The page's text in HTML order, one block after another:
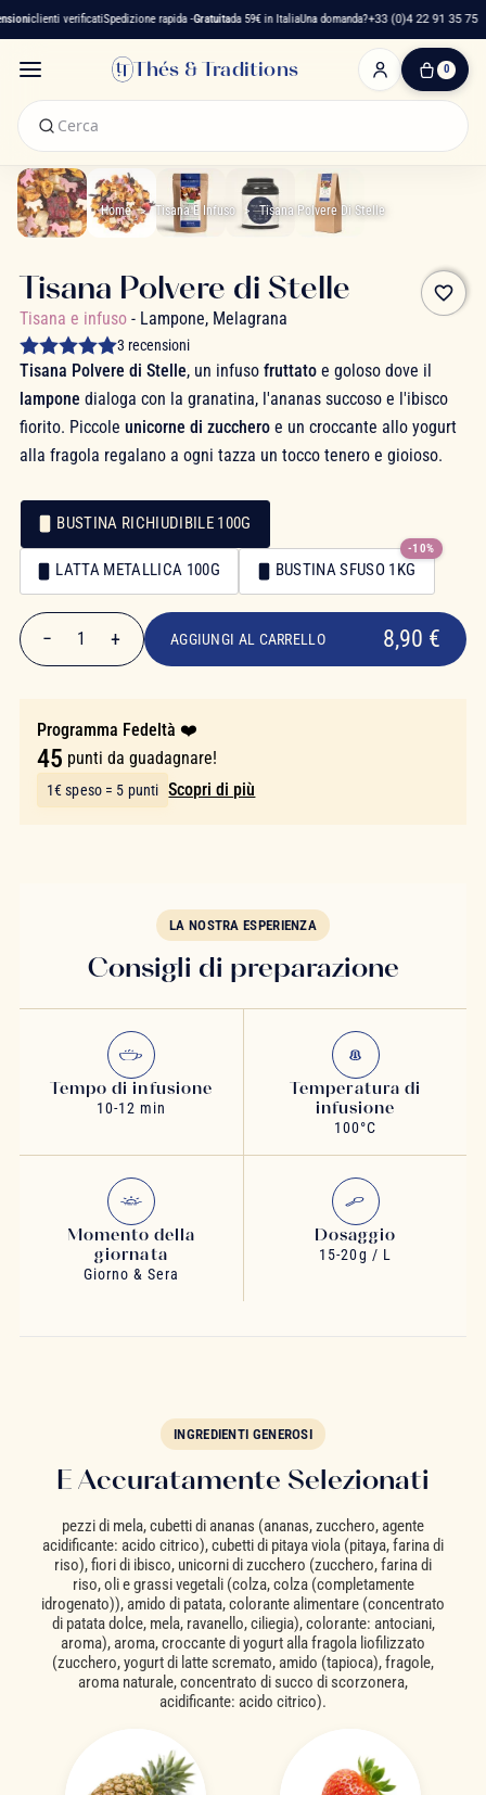
clienti verificatiSpedizione rapida -Gratuitada 59€ in ItaliaUna domanda?+33 (0)4 22 91 35 75
Thés & Traditions 0
0
Mio
Home Tisana E Infuso Tisana Polvere Di Stelle
favorite_border
Tisana Polvere di Stelle
Tisana e infuso - Lampone, Melagrana
3 recensioni
Tisana Polvere di Stelle, un infuso fruttatoe goloso dove il
lampone dialoga con la granatina, l'ananas succoso e l'ibisco
fiorito. Piccole unicorne di zuccheroe un croccante allo yogurt
alla fragola regalano a ogni tazza un tocco tenero e gioioso.
Confezionamento
Confezionamento
BUSTINA RICHIUDIBILE 100G
LATTA METALLICA 100G BUSTINA SFUSO 1KG
-10%
8,90 €
− 1 + AGGIUNGI AL CARRELLO 8,90 €
Programma Fedeltà ❤️
45 punti da guadagnare!
1€ speso = 5 punti Scopri di più
LA NOSTRA ESPERIENZA
Consigli di preparazione
Tempo di infusione
10-12 min
Temperatura di
infusione
100°C
Momento della
giornata
Giorno & Sera
Dosaggio
15-20g / L
INGREDIENTI GENEROSI
E Accuratamente Selezionati
pezzi di mela, cubetti di ananas (ananas, zucchero, agente
acidificante: acido citrico), cubetti di pitaya viola (pitaya, farina di
riso), fiori di ibisco, unicorni di zucchero (zucchero, farina di
riso, oli e grassi vegetali (colza, colza (completamente
idrogenato)), amido di patata, colorante alimentare (concentrato
di patata dolce, mela, ravanello, ciliegia), colorante: antociani,
aroma), aroma, croccante di yogurt alla fragola liofilizzato
(zucchero, yogurt di latte scremato, amido (tapioca), fragole,
aroma naturale, concentrato di succo di scorzonera,
acidificante: acido citrico).